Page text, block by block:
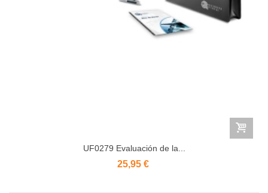
UF0279 Evaluación de la...
25,95 €